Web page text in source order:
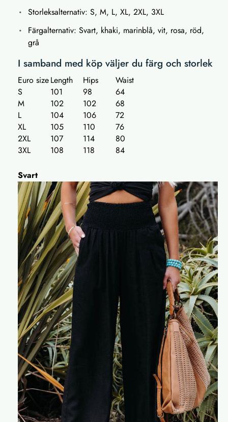
Storleksalternativ: S, M, L, XL, 2XL, 3XL
Färgalternativ: Svart, khaki, marinblå, vit, rosa, röd,
grå
I samband med köp väljer du färg och storlek
Euro sizeLength Hips
Waist
S
101 98
64
M
102 102
68
L
104 106
72
XL
105 110
76
2XL
107 114
80
3XL
108 118 84
Svart